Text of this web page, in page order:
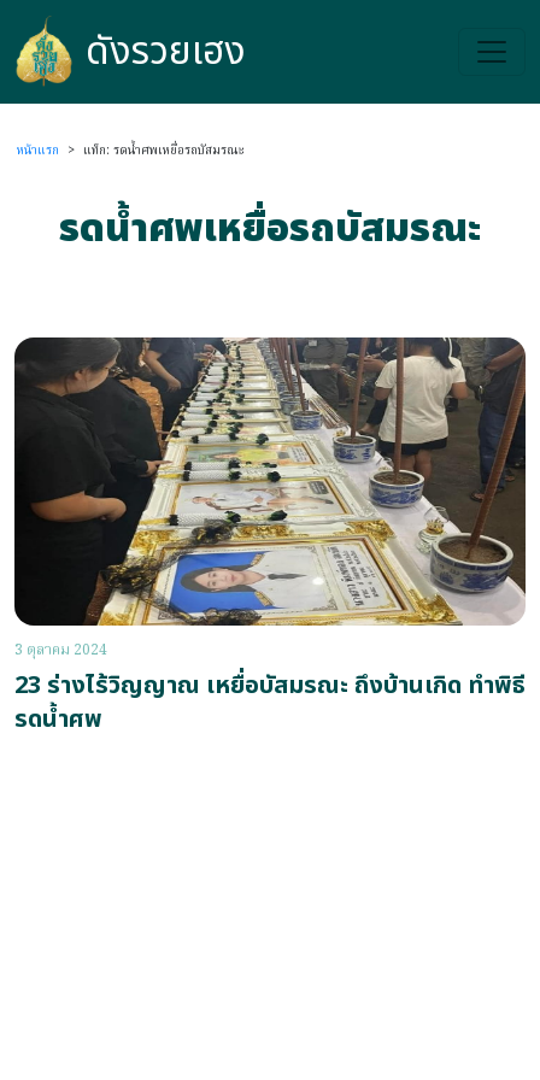
ดังรวยเฮง
ดังรวยเฮง
หน้าแรก > แท็ก: รดน้ำศพเหยื่อรถบัสมรณะ
รดน้ำศพเหยื่อรถบัสมรณะ
3 ตุลาคม 2024
23 ร่างไร้วิญญาณ เหยื่อบัสมรณะ ถึงบ้านเกิด ทำพิธี
รดน้ำศพ